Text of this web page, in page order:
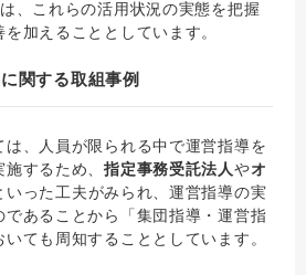
、これらの活用状況の実態を把握
加えることとしています。
関する取組事例
、人員が限られる中で運営指導を
施するため、指定事務受託法人やオ
いった工夫がみられ、運営指導の実
であることから「集団指導・運営指
ても周知することとしています。